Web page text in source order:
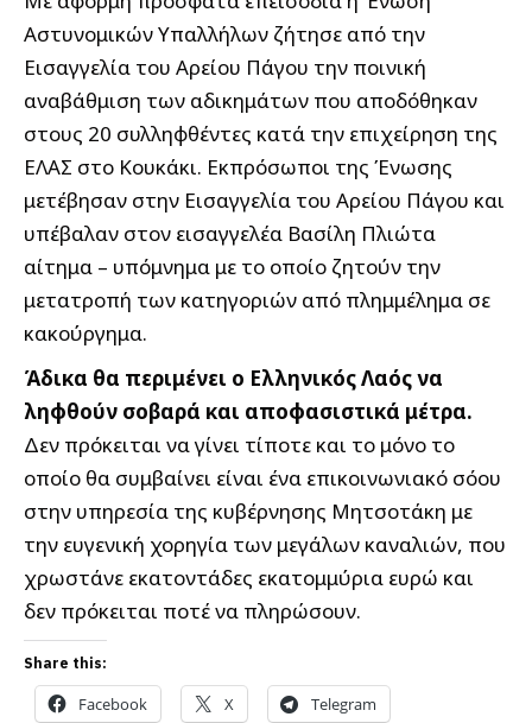
Αστυνομικών Υπαλλήλων ζήτησε από την
Εισαγγελία του Αρείου Πάγου την ποινική
αναβάθμιση των αδικημάτων που αποδόθηκαν
στους 20 συλληφθέντες κατά την επιχείρηση της
ΕΛΑΣ στο Κουκάκι. Εκπρόσωποι της Ένωσης
μετέβησαν στην Εισαγγελία του Αρείου Πάγου και
υπέβαλαν στον εισαγγελέα Βασίλη Πλιώτα
αίτημα – υπόμνημα με το οποίο ζητούν την
μετατροπή των κατηγοριών από πλημμέλημα σε
κακούργημα.
Άδικα θα περιμένει ο Ελληνικός Λαός να
ληφθούν σοβαρά και αποφασιστικά μέτρα.
Δεν πρόκειται να γίνει τίποτε και το μόνο το
οποίο θα συμβαίνει είναι ένα επικοινωνιακό σόου
στην υπηρεσία της κυβέρνησης Μητσοτάκη με
την ευγενική χορηγία των μεγάλων καναλιών, που
χρωστάνε εκατοντάδες εκατομμύρια ευρώ και
δεν πρόκειται ποτέ να πληρώσουν.
Share this:
Facebook X Telegram